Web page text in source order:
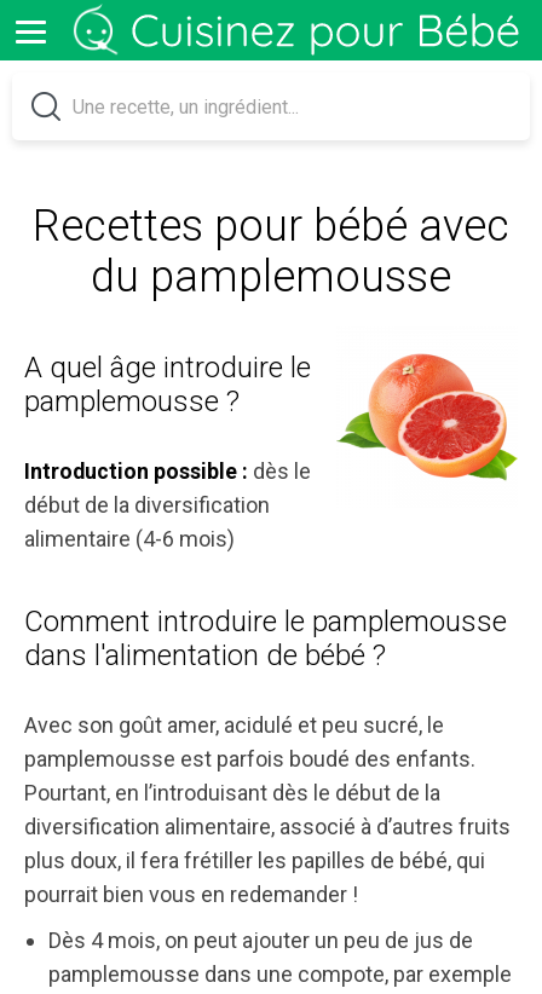
Recettes pour bébé avec
du pamplemousse
A quel âge introduire le
pamplemousse ?
Introduction possible : dès le
début de la diversification
alimentaire (4-6 mois)
Comment introduire le pamplemousse
dans l'alimentation de bébé ?
Avec son goût amer, acidulé et peu sucré, le
pamplemousse est parfois boudé des enfants.
Pourtant, en l’introduisant dès le début de la
diversification alimentaire, associé à d’autres fruits
plus doux, il fera frétiller les papilles de bébé, qui
pourrait bien vous en redemander !
Dès 4 mois, on peut ajouter un peu de jus de
pamplemousse dans une compote, par exemple